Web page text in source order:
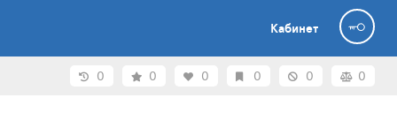
Кабинет
0 0 0 0 0 0